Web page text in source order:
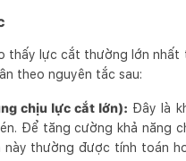
thấy lực cắt thường lớn nhất
theo nguyên tắc sau:
chịu lực cắt lớn): Đây là
Để tăng cường khả năng
thường được tính toán